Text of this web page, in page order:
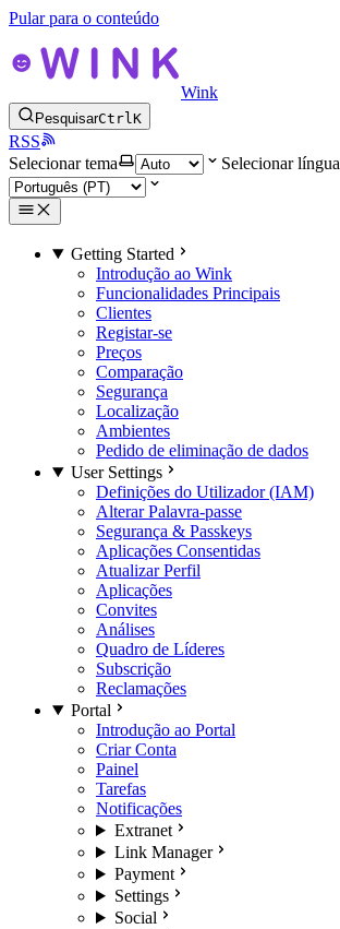
Pular para o conteúdo
Wink
PesquisarCtrlK
RSS
Selecionar tema
Selecionar língua
Getting Started
Introdução ao Wink
Funcionalidades Principais
Clientes
Registar-se
Preços
Comparação
Segurança
Localização
Ambientes
Pedido de eliminação de dados
User Settings
Definições do Utilizador (IAM)
Alterar Palavra-passe
Segurança & Passkeys
Aplicações Consentidas
Atualizar Perfil
Aplicações
Convites
Análises
Quadro de Líderes
Subscrição
Reclamações
Portal
Introdução ao Portal
Criar Conta
Painel
Tarefas
Notificações
Extranet
Link Manager
Payment
Settings
Social